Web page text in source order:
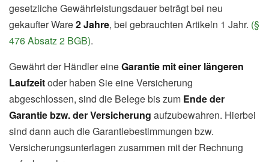
gesetzliche Gewährleistungsdauer beträgt bei neu
gekaufter Ware2 Jahre, bei gebrauchten Artikeln 1 Jahr. (§
476 Absatz 2 BGB).
Gewährt der Händler eineGarantie mit einer längeren
Laufzeitoder haben Sie eine Versicherung
abgeschlossen, sind die Belege bis zum Ende der
Garantie bzw. der Versicherung aufzubewahren. Hierbei
sind dann auch die Garantiebestimmungen bzw.
Versicherungsunterlagen zusammen mit der Rechnung